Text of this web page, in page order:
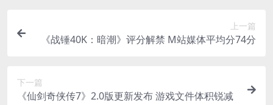
上一篇
《战锤40K：暗潮》评分解禁 M站媒体平均分74分
下一篇
《仙剑奇侠传7》2.0版更新发布 游戏文件体积锐减